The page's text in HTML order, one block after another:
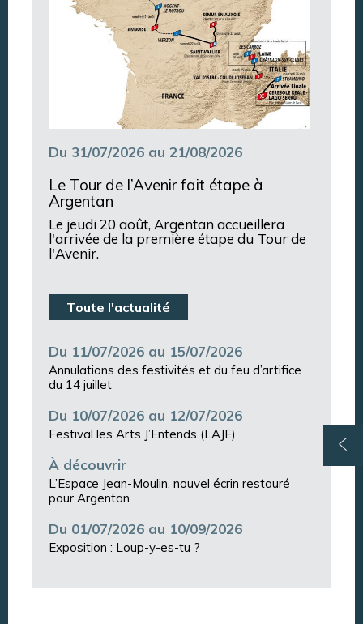
Du 31/07/2026 au 21/08/2026
Le Tour de l’Avenir fait étape à
Argentan
Le jeudi 20 août, Argentan accueillera
l'arrivée de la première étape du Tour de
l'Avenir.
Toute l'actualité
Du 11/07/2026 au 15/07/2026
Annulations des festivités et du feu d’artifice
du 14 juillet
Du 10/07/2026 au 12/07/2026
Festival les Arts J’Entends (LAJE)
À découvrir
L’Espace Jean-Moulin, nouvel écrin restauré
pour Argentan
Du 01/07/2026 au 10/09/2026
Exposition : Loup-y-es-tu ?